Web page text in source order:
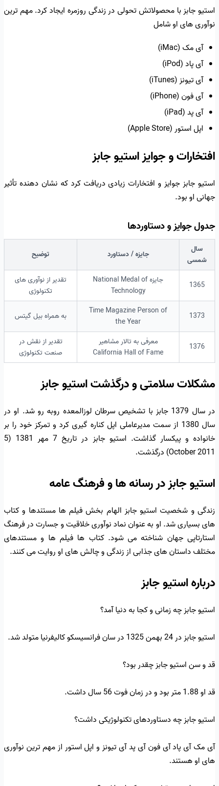
استیو جابز با محصولاتش تحولی در زندگی روزمره ایجاد کرد. مهم ترین
نوآوری های او شامل
آی مک (iMac)
آی پاد (iPod)
آی تیونز (iTunes)
آی فون (iPhone)
آی پد (iPad)
اپل استور (Apple Store)
افتخارات و جوایز استیو جابز
استیو جابز جوایز و افتخارات زیادی دریافت کرد که نشان دهنده تأثیر
جهانی او بود.
جدول جوایز و دستاوردها
سال
شمسی
جایزه / دستاورد توضیح
1365
جایزه National Medal of
Technology
تقدیر از نوآوری های
تکنولوژی
1373
Time Magazine Person of
the Year
به همراه بیل گیتس
1376
معرفی به تالار مشاهیر
California Hall of Fame
تقدیر از نقش در
صنعت تکنولوژی
مشکلات سلامتی و درگذشت استیو جابز
در سال 1379 جابز با تشخیص سرطان لوزالمعده روبه رو شد. او در
سال 1380 از سمت مدیرعاملی اپل کناره گیری کرد و تمرکز خود را بر
خانواده و پیکسار گذاشت. استیو جابز در تاریخ 7 مهر 1381 (5
October 2011) درگذشت.
استیو جابز در رسانه ها و فرهنگ عامه
زندگی و شخصیت استیو جابز الهام بخش فیلم ها مستندها و کتاب
های بسیاری شد. او به عنوان نماد نوآوری خلاقیت و جسارت در فرهنگ
استارتاپی جهان شناخته می شود. کتاب ها فیلم ها و مستندهای
مختلف داستان های جذابی از زندگی و چالش های او روایت می کنند.
درباره استیو جابز
استیو جابز چه زمانی و کجا به دنیا آمد؟
استیو جابز در 24 بهمن 1325 در سان فرانسیسکو کالیفرنیا متولد شد.
قد و سن استیو جابز چقدر بود؟
قد او 1.88 متر بود و در زمان فوت 56 سال داشت.
استیو جابز چه دستاوردهای تکنولوژیکی داشت؟
آی مک آی پاد آی فون آی پد آی تیونز و اپل استور از مهم ترین نوآوری
های او هستند.